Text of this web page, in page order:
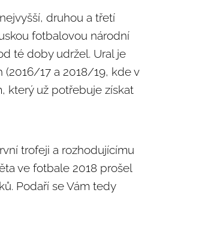
druhou a třetí
fotbalovou národní
té doby udržel. Ural je
17 a 2018/19, kde v
který už potřebuje získat
trofeji a rozhodujícímu
ve fotbale 2018 prošel
Podaří se Vám tedy